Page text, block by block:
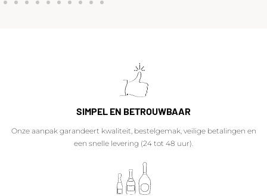
SIMPEL EN BETROUWBAAR
Onze aanpak garandeert kwaliteit, bestelgemak, veilige betalingen en
een snelle levering (24 tot 48 uur).